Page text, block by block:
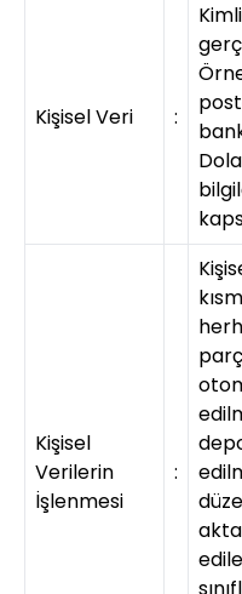
Kişisel Veri :
Kişisel
Verilerin
İşlenmesi
: